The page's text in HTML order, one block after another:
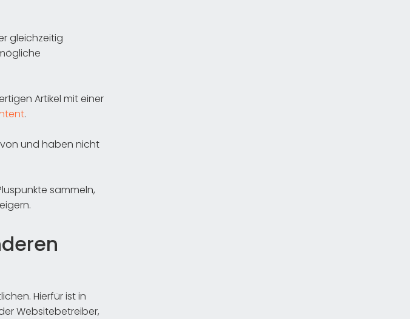
gleichzeitig
Artikel mit einer
.
und haben nicht
sammeln,
Hierfür ist in
Websitebetreiber,